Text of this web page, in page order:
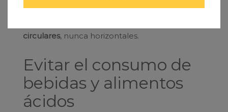
circulares, nunca horizontales.
Evitar el consumo de
bebidas y alimentos
ácidos